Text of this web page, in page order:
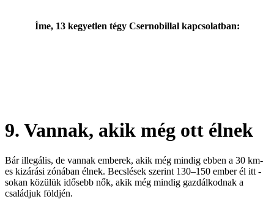
Íme, 13 kegyetlen tégy Csernobillal kapcsolatban:
9. Vannak, akik még ott élnek
Bár illegális, de vannak emberek, akik még mindig ebben a 30 km-
es kizárási zónában élnek. Becslések szerint 130–150 ember él itt -
sokan közülük idősebb nők, akik még mindig gazdálkodnak a
családjuk földjén.